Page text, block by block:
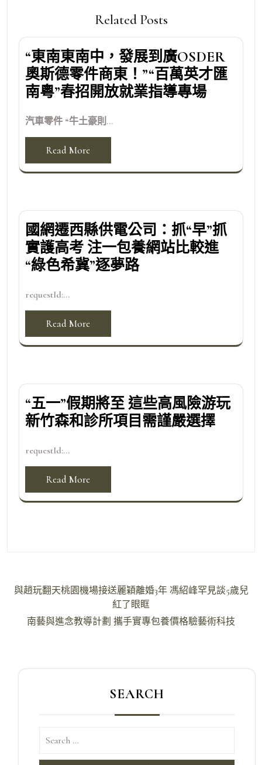
Related Posts
“東南東南中，發展到廣OSDER
奧斯德零件商東！”“百萬英才匯
南粵”春招開放就業指導專場
汽車零件 “牛土豪則...
Read More
國網遷西縣供電公司：抓“早”抓
實護高考 注一包養網站比較進
“綠色希冀”逐夢路
requestId:...
Read More
“五一”假期將至 這些高風險游玩
新竹森和診所項目需謹嚴選擇
requestId:...
Read More
文
與趙玩翻天桃園機場接送麗穎離婚3年 馮紹峰罕見談5歲兒
紅了眼眶
南藝與進念教導計劃 攜手實專包養價格驗藝術科技
SEARCH